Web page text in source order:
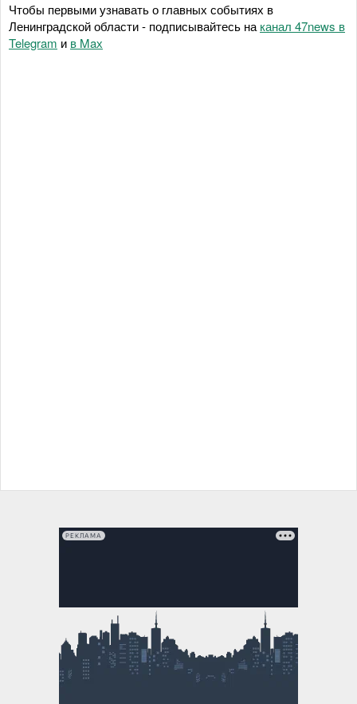
Чтобы первыми узнавать о главных событиях в
Ленинградской области - подписывайтесь на канал 47news в
Telegram и в Maх
РЕКЛАМА